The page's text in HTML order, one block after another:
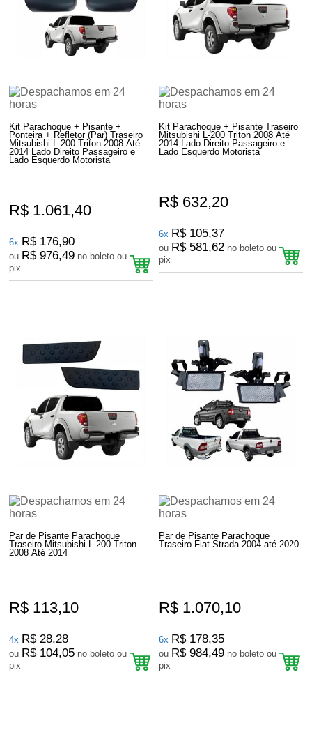
Kit Parachoque + Pisante +
Ponteira + Refletor (Par) Traseiro
Mitsubishi L-200 Triton 2008 Até
2014 Lado Direito Passageiro e
Lado Esquerdo Motorista
R$ 1.061,40
6x R$ 176,90
ou R$ 976,49 no boleto ou
pix
Kit Parachoque + Pisante Traseiro
Mitsubishi L-200 Triton 2008 Até
2014 Lado Direito Passageiro e
Lado Esquerdo Motorista
R$ 632,20
6x R$ 105,37
ou R$ 581,62 no boleto ou
pix
Par de Pisante Parachoque
Traseiro Mitsubishi L-200 Triton
2008 Até 2014
R$ 113,10
4x R$ 28,28
ou R$ 104,05 no boleto ou
pix
Par de Pisante Parachoque
Traseiro Fiat Strada 2004 até 2020
R$ 1.070,10
6x R$ 178,35
ou R$ 984,49 no boleto ou
pix